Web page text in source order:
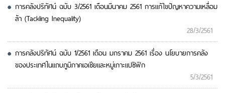
การคลังปริทัศน์ ฉบับ 3/2561 เดือนมีนาคม 2561 การแก้ไขปัญหาความเหลื่อม
ล้า (Tackling Inequality)
28/3/2561
การคลังปริทัศน์ ฉบับ 1/2561 เดือน มกราคม 2561 เรื่อง นโยบายการคลัง
ของประเทศในแถบภูมิภาคเอเชียและหมู่เกาะแปซิฟิก
5/3/2561